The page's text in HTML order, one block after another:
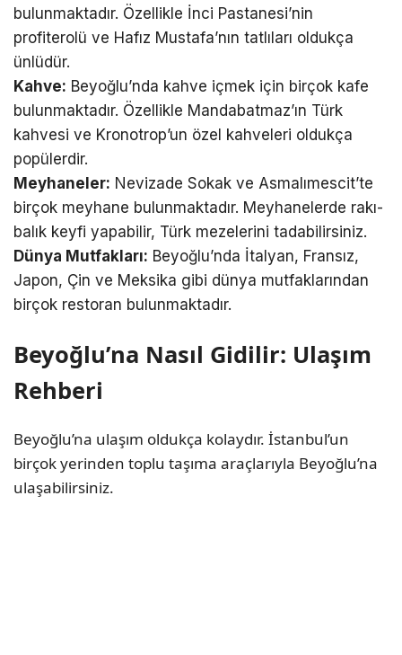
bulunmaktadır. Özellikle İnci Pastanesi’nin
profiterolü ve Hafız Mustafa’nın tatlıları oldukça
ünlüdür.
Kahve: Beyoğlu’nda kahve içmek için birçok kafe
bulunmaktadır. Özellikle Mandabatmaz’ın Türk
kahvesi ve Kronotrop’un özel kahveleri oldukça
popülerdir.
Meyhaneler: Nevizade Sokak ve Asmalımescit’te
birçok meyhane bulunmaktadır. Meyhanelerde rakı-
balık keyfi yapabilir, Türk mezelerini tadabilirsiniz.
Dünya Mutfakları: Beyoğlu’nda İtalyan, Fransız,
Japon, Çin ve Meksika gibi dünya mutfaklarından
birçok restoran bulunmaktadır.
Beyoğlu’na Nasıl Gidilir: Ulaşım
Rehberi
Beyoğlu’na ulaşım oldukça kolaydır. İstanbul’un
birçok yerinden toplu taşıma araçlarıyla Beyoğlu’na
ulaşabilirsiniz.